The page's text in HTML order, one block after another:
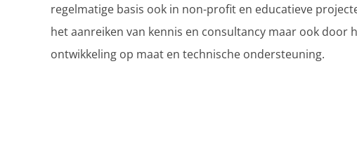
regelmatige basis ook in non-profit en educatieve
het aanreiken van kennis en consultancy maar ook door
ontwikkeling op maat en technische ondersteuning.